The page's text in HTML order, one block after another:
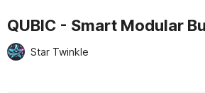
QUBIC - Smart Modular
Star Twinkle